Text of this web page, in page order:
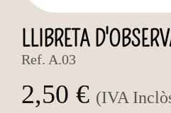
LLIBRETA
Ref. A.03
2,50 € (IVA